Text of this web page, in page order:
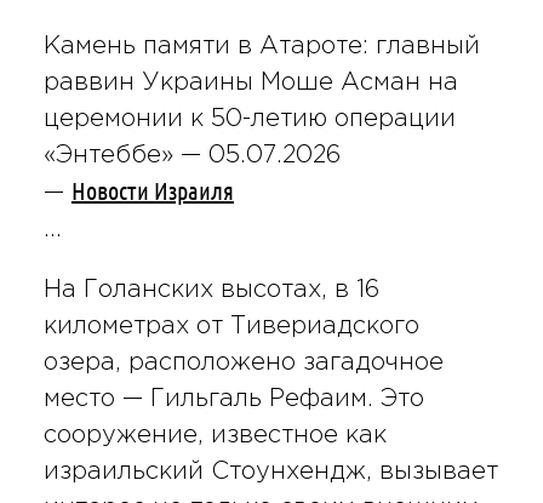
Камень памяти в Атароте: главный
раввин Украины Моше Асман на
церемонии к 50-летию операции
«Энтеббе» — 05.07.2026
— Новости Израиля
…
На Голанских высотах, в 16
километрах от Тивериадского
озера, расположено загадочное
место — Гильгаль Рефаим. Это
сооружение, известное как
израильский Стоунхендж, вызывает